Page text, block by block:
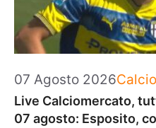
07 Agosto 2026Calcio
Live Calciomercato,
07 agosto: Esposito,